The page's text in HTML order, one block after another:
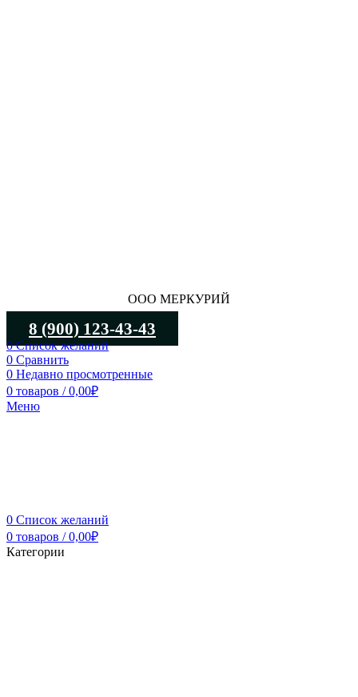
ООО МЕРКУРИЙ
8 (900) 123-43-43
0Список желаний
0 Сравнить
0 Недавно просмотренные
0 товаров / 0,00₽
Меню
0 Список желаний
0 товаров / 0,00₽
Категории